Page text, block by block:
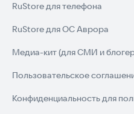
RuStore для телефона
RuStore для ОС Аврора
Медиа-кит (для СМИ и
Пользовательское
Конфиденциальность для